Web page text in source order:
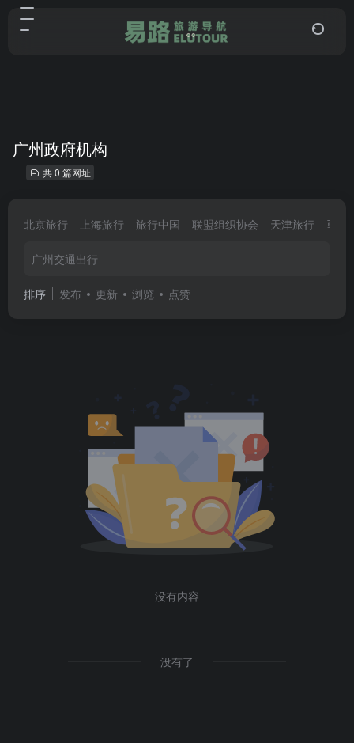
广州政府机构
共 0 篇网址
北京旅行 上海旅行 旅行中国 联盟组织协会 天津旅行 重庆
广州交通出行
排序 发布 更新 浏览 点赞
没有内容
没有了